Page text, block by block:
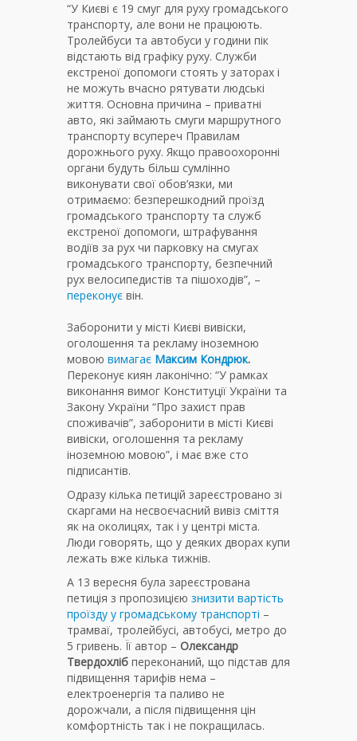
“У Києві є 19 смуг для руху громадського
транспорту, але вони не працюють.
Тролейбуси та автобуси у години пік
відстають від графіку руху. Служби
екстреної допомоги стоять у заторах і
не можуть вчасно рятувати людські
життя. Основна причина – приватні
авто, які займають смуги маршрутного
транспорту всупереч Правилам
дорожнього руху. Якщо правоохоронні
органи будуть більш сумлінно
виконувати свої обов’язки, ми
отримаємо: безперешкодний проїзд
громадського транспорту та служб
екстреної допомоги, штрафування
водіїв за рух чи парковку на смугах
громадського транспорту, безпечний
рух велосипедистів та пішоходів”, –
переконує він.
Заборонити у місті Києві вивіски,
оголошення та рекламу іноземною
мовою вимагає Максим Кондрюк.
Переконує киян лаконічно: “У рамках
виконання вимог Конституції України та
Закону України “Про захист прав
споживачів”, заборонити в місті Києві
вивіски, оголошення та рекламу
іноземною мовою”, і має вже сто
підписантів.
Одразу кілька петицій зареєстровано зі
скаргами на несвоєчасний вивіз сміття
як на околицях, так і у центрі міста.
Люди говорять, що у деяких дворах купи
лежать вже кілька тижнів.
А 13 вересня була зареєстрована
петиція з пропозицією знизити вартість
проїзду у громадському транспорті –
трамваї, тролейбусі, автобусі, метро до
5 гривень. Її автор – Олександр
Твердохліб переконаний, що підстав для
підвищення тарифів нема –
електроенергія та паливо не
дорожчали, а після підвищення цін
комфортність так і не покращилась.